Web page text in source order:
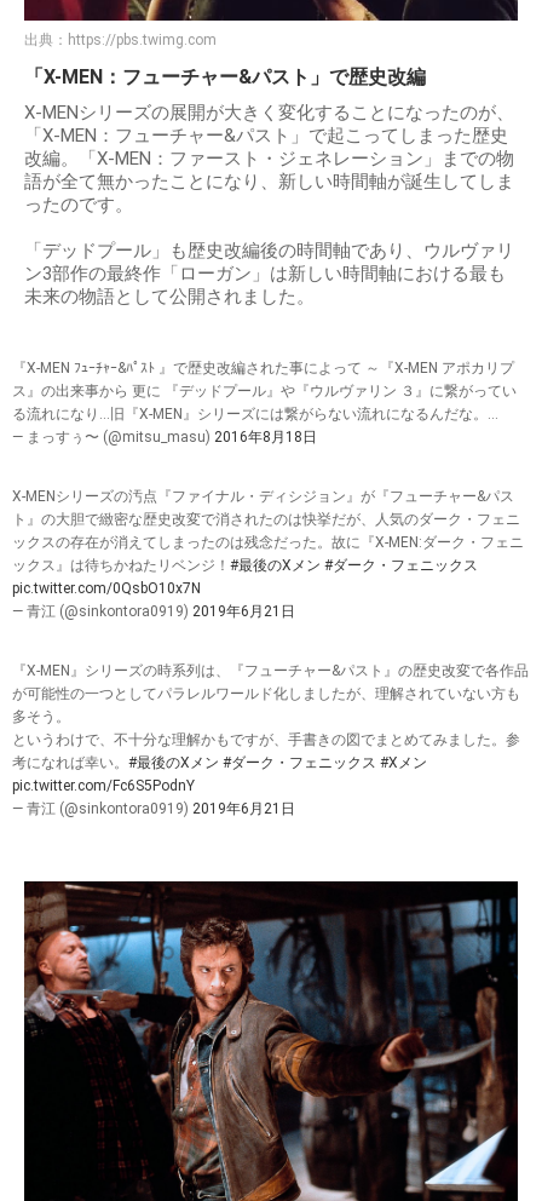
出典： https://pbs.twimg.com
「X-MEN：フューチャー&パスト」で歴史改編
X-MENシリーズの展開が大きく変化することになったのが、
「X-MEN：フューチャー&パスト」で起こってしまった歴史
改編。「X-MEN：ファースト・ジェネレーション」までの物
語が全て無かったことになり、新しい時間軸が誕生してしま
ったのです。
「デッドプール」も歴史改編後の時間軸であり、ウルヴァリ
ン3部作の最終作「ローガン」は新しい時間軸における最も
未来の物語として公開されました。
『X-MEN ﾌｭｰﾁｬｰ&ﾊﾟｽﾄ 』で歴史改編された事によって ～『X-MEN アポカリプ
ス』の出来事から 更に 『デッドプール』や『ウルヴァリン ３』に繋がってい
る流れになり…旧『X-MEN』シリーズには繋がらない流れになるんだな。…
— まっすぅ〜 (@mitsu_masu) 2016年8月18日
X-MENシリーズの汚点『ファイナル・ディシジョン』が『フューチャー&パス
ト』の大胆で緻密な歴史改変で消されたのは快挙だが、人気のダーク・フェニ
ックスの存在が消えてしまったのは残念だった。故に『X-MEN:ダーク・フェニ
ックス』は待ちかねたリベンジ！ #最後のXメン #ダーク・フェニックス
pic.twitter.com/0QsbO10x7N
— 青江 (@sinkontora0919) 2019年6月21日
『X-MEN』シリーズの時系列は、『フューチャー&パスト』の歴史改変で各作品
が可能性の一つとしてパラレルワールド化しましたが、理解されていない方も
多そう。
というわけで、不十分な理解かもですが、手書きの図でまとめてみました。参
考になれば幸い。 #最後のXメン #ダーク・フェニックス #Xメン
pic.twitter.com/Fc6S5PodnY
— 青江 (@sinkontora0919) 2019年6月21日